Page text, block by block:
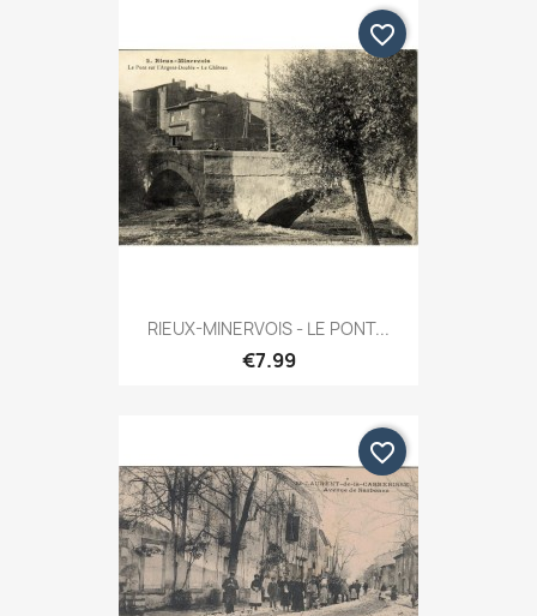
RIEUX-MINERVOIS - LE PONT...
€7.99
favorite_border
favorite_border